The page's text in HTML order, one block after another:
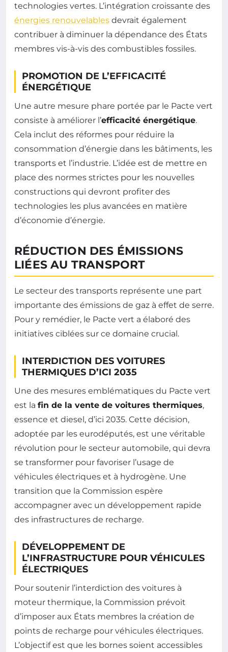
technologies vertes. L’intégration croissante des
énergies renouvelables devrait également
contribuer à diminuer la dépendance des États
membres vis-à-vis des combustibles fossiles.
PROMOTION DE L’EFFICACITÉ
ÉNERGÉTIQUE
Une autre mesure phare portée par le Pacte vert
consiste à améliorer l’efficacité énergétique.
Cela inclut des réformes pour réduire la
consommation d’énergie dans les bâtiments, les
transports et l’industrie. L’idée est de mettre en
place des normes strictes pour les nouvelles
constructions qui devront profiter des
technologies les plus avancées en matière
d’économie d’énergie.
RÉDUCTION DES ÉMISSIONS
LIÉES AU TRANSPORT
Le secteur des transports représente une part
importante des émissions de gaz à effet de serre.
Pour y remédier, le Pacte vert a élaboré des
initiatives ciblées sur ce domaine crucial.
INTERDICTION DES VOITURES
THERMIQUES D’ICI 2035
Une des mesures emblématiques du Pacte vert
est la fin de la vente de voitures thermiques,
essence et diesel, d’ici 2035. Cette décision,
adoptée par les eurodéputés, est une véritable
révolution pour le secteur automobile, qui devra
se transformer pour favoriser l’usage de
véhicules électriques et à hydrogène. Une
transition que la Commission espère
accompagner avec un développement rapide
des infrastructures de recharge.
DÉVELOPPEMENT DE
L’INFRASTRUCTURE POUR VÉHICULES
ÉLECTRIQUES
Pour soutenir l’interdiction des voitures à
moteur thermique, la Commission prévoit
d’imposer aux États membres la création de
points de recharge pour véhicules électriques.
L’objectif est que les bornes soient accessibles